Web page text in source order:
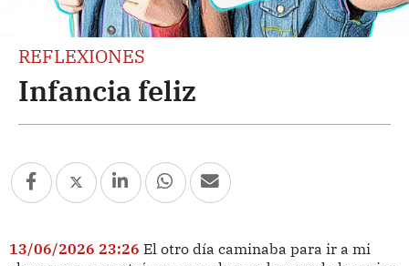
REFLEXIONES
Infancia feliz
13/06/2026 23:26 El otro día caminaba para ir a mi